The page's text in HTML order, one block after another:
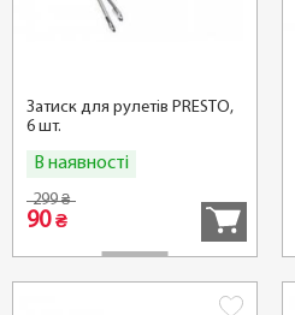
Затиск для рулетів PRESTO,
6 шт.
В наявності
299₴
90₴